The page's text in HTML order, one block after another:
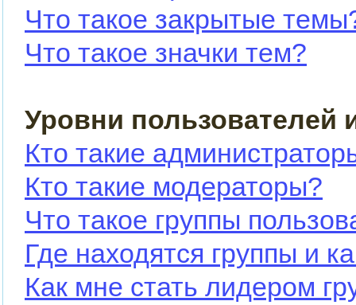
Что такое закрытые
Что такое значки тем?
Уровни пользователей
Кто такие
Кто такие модераторы?
Что такое группы
Где находятся группы и
Как мне стать лидером